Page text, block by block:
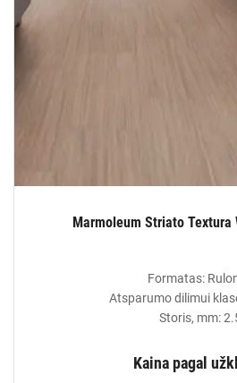
Marmoleum Striato Textura
Formatas:
Atsparumo dilimui
Storis, mm:
Kaina pagal